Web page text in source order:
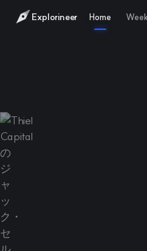
Explorineer Home